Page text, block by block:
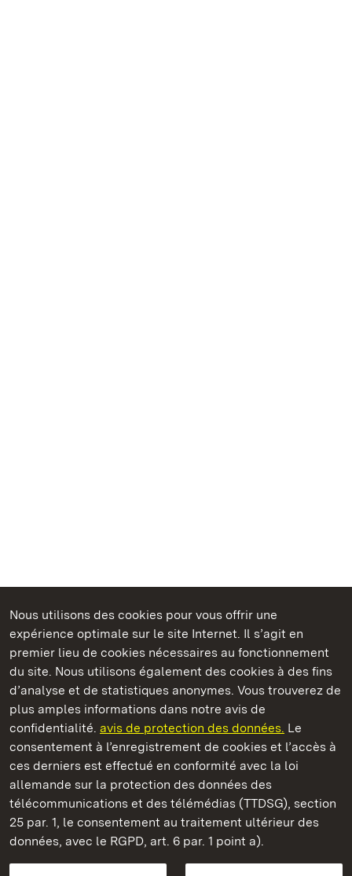
Nous utilisons des cookies pour vous offrir une
expérience optimale sur le site Internet. Il s’agit en
premier lieu de cookies nécessaires au fonctionnement
du site. Nous utilisons également des cookies à des fins
d’analyse et de statistiques anonymes. Vous trouverez de
plus amples informations dans notre avis de
confidentialité. avis de protection des données. Le
consentement à l’enregistrement de cookies et l’accès à
ces derniers est effectué en conformité avec la loi
allemande sur la protection des données des
télécommunications et des télémédias (TTDSG), section
25 par. 1, le consentement au traitement ultérieur des
données, avec le RGPD, art. 6 par. 1 point a).
Châteaux et jardins publics du Bade-Wurtemberg
Château résidentiel de Rastatt
Châteaux et jardins publics du Bade-Wurtemberg
Contact et InformationsFAQ et réponsesMentions légales
Protection des données
Explications sur l’accessibilité
BITV-konform (geprüfte Seiten)